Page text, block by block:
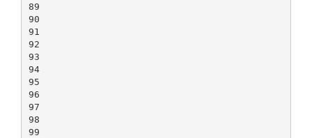
89
90
91
92
93
94
95
96
97
98
99